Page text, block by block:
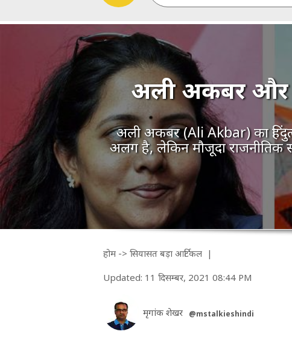
अली अकबर और
अली अकबर (Ali Akbar) का
अलग है, लेकिन मौजूदा
होम-> सियासत बड़ा आर्टिकल |
Updated: 11 दिसम्बर, 2021 08:44 PM
मृगांक शेखर @mstalkieshindi